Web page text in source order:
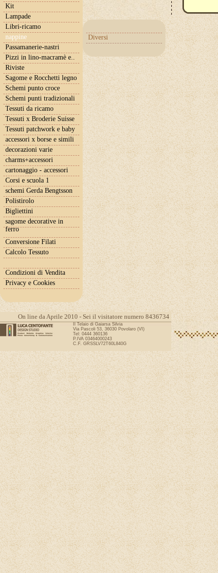
Kit
Lampade
Libri-ricamo
nappine
Diversi
Passamanerie-nastri
Pizzi in lino-macramè e..
Riviste
Sagome e Rocchetti legno
Schemi punto croce
Schemi punti tradizionali
Tessuti da ricamo
Tessuti x Broderie Suisse
Tessuti patchwork e baby
accessori x borse e simili
decorazioni varie
charms+accessori
cartonaggio - accessori
Corsi e scuola 1
schemi Gerda Bengtsson
Polistirolo
Bigliettini
sagome decorative in
ferro
Conversione Filati
Calcolo Tessuto
Condizioni di Vendita
Privacy e Cookies
On line da Aprile 2010 - Sei il visitatore numero 8436734
Il Telaio di Gaiarsa Silvia
Via Pascoli 53, 36030 Povolaro (VI)
Tel: 0444 360136
P.IVA 03464000243
C.F. GRSSLV72T60L840G